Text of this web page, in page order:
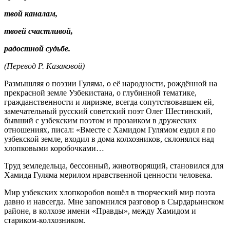
твой каналам,
твоей счастливой,
радостной судьбе.
(Перевод Р. Казаковой)
Размышляя о поэзии Гуляма, о её народности, рождённой на
прекрасной земле Узбекистана, о глубинной тематике,
гражданственности и лиризме, всегда сопутствовавшем ей,
замечательный русский советский поэт Олег Шестинский,
бывший с узбекским поэтом и прозаиком в дружеских
отношениях, писал: «Вместе с Хамидом Гулямом ездил я по
узбекской земле, входил в дома колхозников, склонялся над
хлопковыми коробочками…
Труд земледельца, бессонный, животворящий, становился для
Хамида Гуляма мерилом нравственной ценности человека.
Мир узбекских хлопкоробов вошёл в творческий мир поэта
давно и навсегда. Мне запомнился разговор в Сырдарьинском
районе, в колхозе имени «Правды», между Хамидом и
стариком-колхозником.